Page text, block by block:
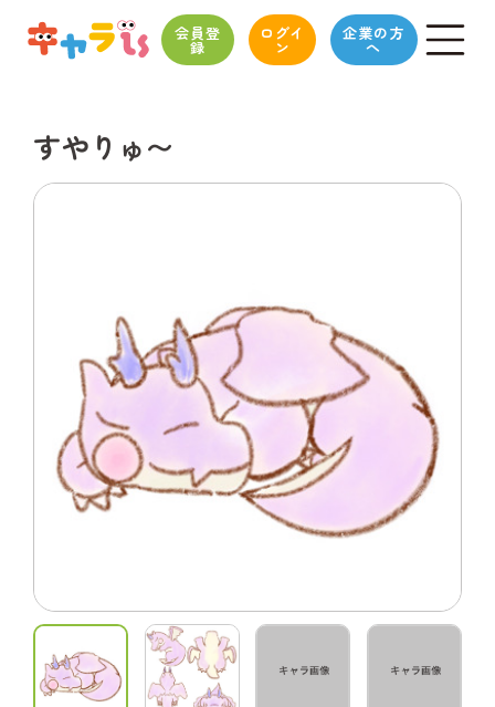
会員登
録
ログイ
ン
企業の方
へ
すやりゅ〜